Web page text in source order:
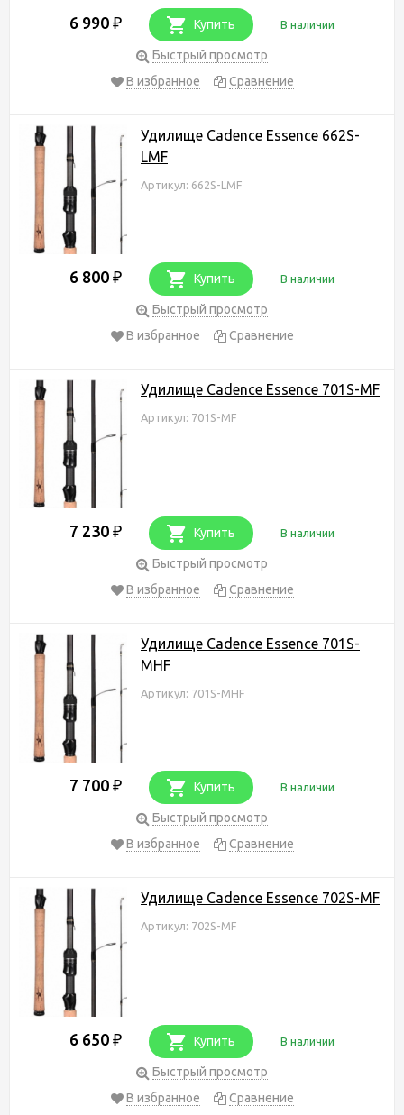
6 990 ₽ Купить В наличии
Быстрый просмотр
В избранное
Сравнение
Удилище Cadence Essence 662S-
LMF
Артикул: 662S-LMF
6 800 ₽ Купить В наличии
Быстрый просмотр
В избранное
Сравнение
Удилище Cadence Essence 701S-MF
Артикул: 701S-MF
7 230 ₽ Купить В наличии
Быстрый просмотр
В избранное
Сравнение
Удилище Cadence Essence 701S-
MHF
Артикул: 701S-MHF
7 700 ₽ Купить В наличии
Быстрый просмотр
В избранное
Сравнение
Удилище Cadence Essence 702S-MF
Артикул: 702S-MF
6 650 ₽ Купить В наличии
Быстрый просмотр
В избранное
Сравнение